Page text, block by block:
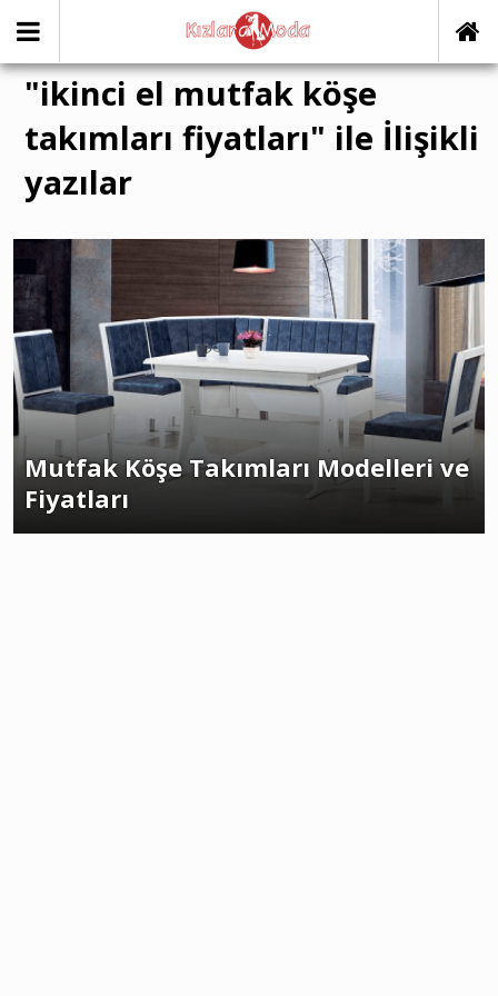
"ikinci el mutfak köşe
takımları fiyatları" ile İlişikli
yazılar
Mutfak Köşe Takımları Modelleri ve
Fiyatları